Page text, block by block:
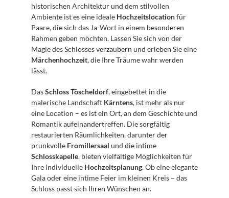
historischen Architektur und dem stilvollen
Ambiente ist es eine ideale Hochzeitslocation für
Paare, die sich das Ja-Wort in einem besonderen
Rahmen geben möchten. Lassen Sie sich von der
Märchenhochzeit, die Ihre Träume wahr werden
lässt.
Das Schloss Töscheldorf, eingebettet in die
malerische Landschaft Kärntens, ist mehr als nur
eine Location – es ist ein Ort, an dem Geschichte und
Romantik aufeinandertreffen. Die sorgfältig
restaurierten Räumlichkeiten, darunter der
prunkvolle Fromillersaal
Schlosskapelle, bieten vielfältige Möglichkeiten für
Ihre individuelle Hochzeitsplanung. Ob eine elegante
Gala oder eine intime Feier im kleinen Kreis – das
Schloss passt sich Ihren Wünschen an.